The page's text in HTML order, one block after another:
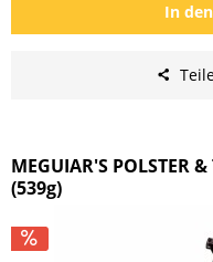
In den
MEGUIAR'S POLSTER
(539g)